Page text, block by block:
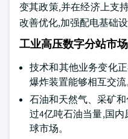
变其政策,并在经济上支
改善优化,加强配电基础
工业高压数字分站市
技术和其他业务变化
爆炸装置能够相互交流
石油和天然气、采矿
过4亿吨石油当量,国
球市场。